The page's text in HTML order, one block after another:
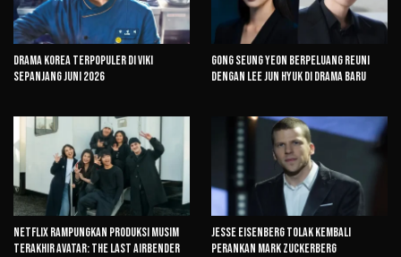
Drama Korea Terpopuler di Viki
Sepanjang Juni 2026
Gong Seung Yeon Berpeluang Reuni
dengan Lee Jun Hyuk di Drama Baru
Netflix Rampungkan Produksi Musim
Terakhir Avatar: The Last Airbender
Jesse Eisenberg Tolak Kembali
Perankan Mark Zuckerberg